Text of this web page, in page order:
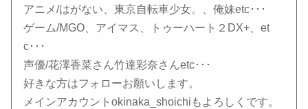
アニメ/はがない、東京自転車少女。、俺妹etc･･･
ゲーム/MGO、アイマス、トゥーハート２DX+、et
c･･･
声優/花澤香菜さん竹達彩奈さんetc･･･
好きな方はフォローお願いします。
メインアカウントokinaka_shoichiもよろしくです。